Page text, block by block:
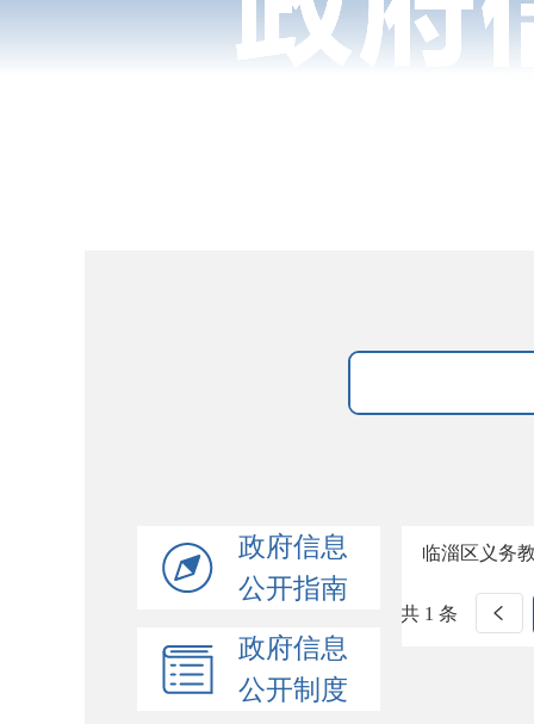
政府信息
公开指南
政府信息
公开制度
临淄区义务
共 1 条